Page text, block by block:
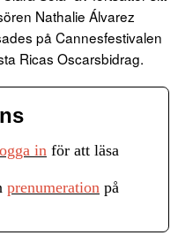
Nathalie Álvarez
på Cannesfestivalen
Ricas Oscarsbidrag.
in för att läsa
prenumeration på